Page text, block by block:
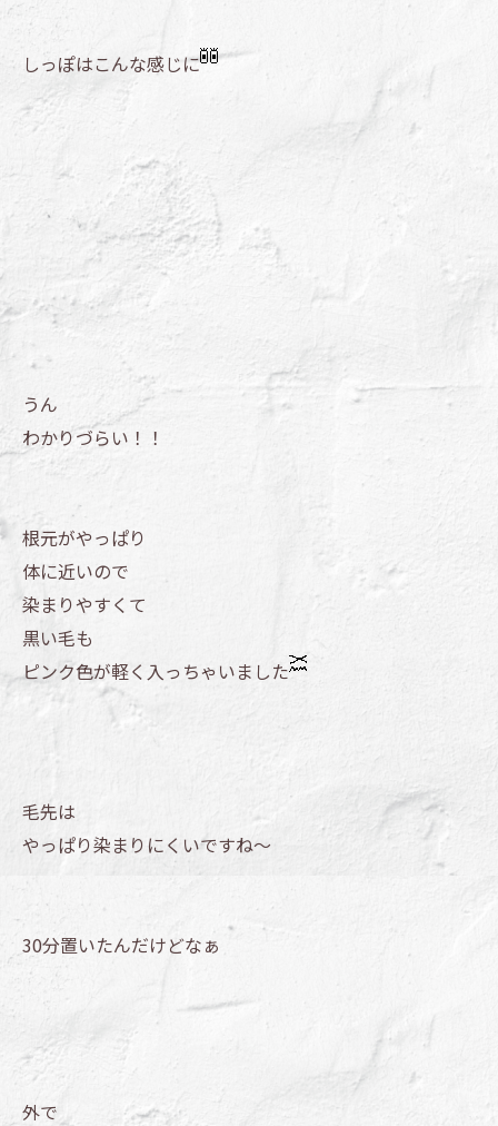
しっぽはこんな感じに
うん
わかりづらい！！
根元がやっぱり
体に近いので
染まりやすくて
黒い毛も
ピンク色が軽く入っちゃいました
毛先は
やっぱり染まりにくいですね～
30分置いたんだけどなぁ
外で